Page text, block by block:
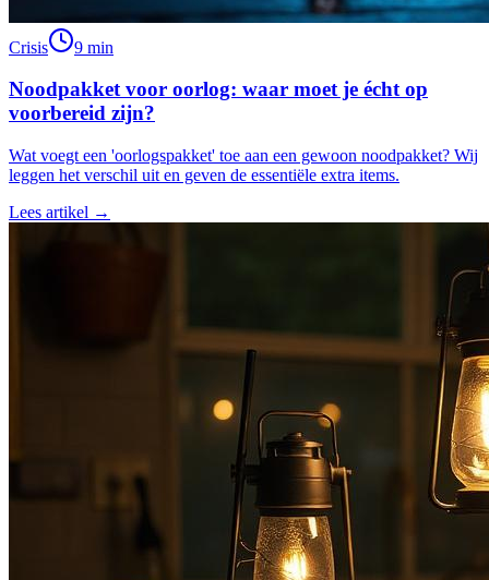
Crisis 9 min
Noodpakket voor oorlog: waar moet je écht op
voorbereid zijn?
Wat voegt een 'oorlogspakket' toe aan een gewoon noodpakket? Wij
leggen het verschil uit en geven de essentiële extra items.
Lees artikel →